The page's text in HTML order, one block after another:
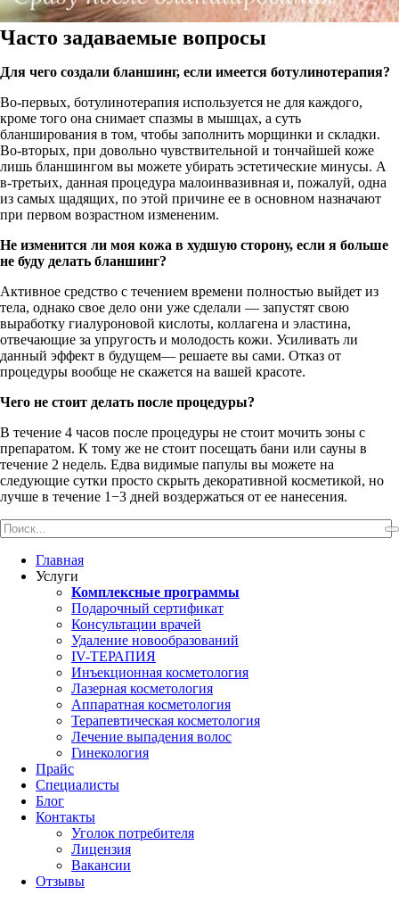
Часто задаваемые вопросы
Для чего создали бланшинг, если имеется ботулинотерапия?
Во-первых, ботулинотерапия используется не для каждого,
кроме того она снимает спазмы в мышцах, а суть
бланширования в том, чтобы заполнить морщинки и складки.
Во-вторых, при довольно чувствительной и тончайшей коже
лишь бланшингом вы можете убирать эстетические минусы. А
в-третьих, данная процедура малоинвазивная и, пожалуй, одна
из самых щадящих, по этой причине ее в основном назначают
при первом возрастном измененим.
Не изменится ли моя кожа в худшую сторону, если я больше
не буду делать бланшинг?
Активное средство с течением времени полностью выйдет из
тела, однако свое дело они уже сделали — запустят свою
выработку гиалуроновой кислоты, коллагена и эластина,
отвечающие за упругость и молодость кожи. Усиливать ли
данный эффект в будущем— решаете вы сами. Отказ от
процедуры вообще не скажется на вашей красоте.
Чего не стоит делать после процедуры?
В течение 4 часов после процедуры не стоит мочить зоны с
препаратом. К тому же не стоит посещать бани или сауны в
течение 2 недель. Едва видимые папулы вы можете на
следующие сутки просто скрыть декоративной косметикой, но
лучше в течение 1−3 дней воздержаться от ее нанесения.
Главная
Услуги
Комплексные программы
Подарочный сертификат
Консультации врачей
Удаление новообразований
IV-ТЕРАПИЯ
Инъекционная косметология
Лазерная косметология
Аппаратная косметология
Терапевтическая косметология
Лечение выпадения волос
Гинекология
Прайс
Специалисты
Блог
Контакты
Уголок потребителя
Лицензия
Вакансии
Отзывы